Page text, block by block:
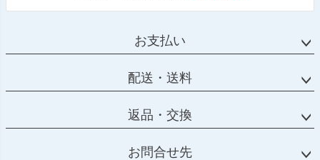
お支払い
配送・送料
返品・交換
お問合せ先